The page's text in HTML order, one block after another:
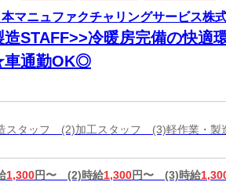
本マニュファクチャリングサービス株
造STAFF>>冷暖房完備の快適
通勤OK◎
スタッフ (2)加工スタッフ (3)軽作業・
1,300円〜 (2)時給1,300円〜 (3)時給